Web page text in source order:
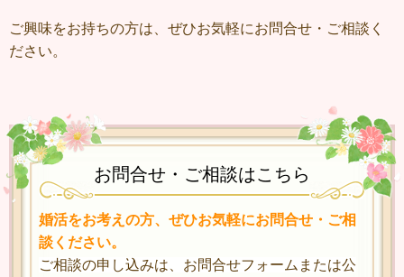
ご興味をお持ちの方は、ぜひお気軽にお問合せ・ご相談く
ださい。
お問合せ・ご相談はこちら
婚活をお考えの方、ぜひお気軽にお問合せ・ご相
談ください。
ご相談の申し込みは、お問合せフォームまたは公